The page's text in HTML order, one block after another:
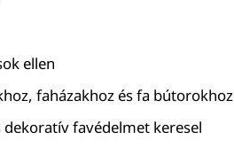
ellen
faházakhoz és fa bútorokhoz
favédelmet keresel